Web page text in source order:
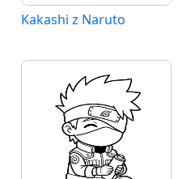
Kakashi z Naruto